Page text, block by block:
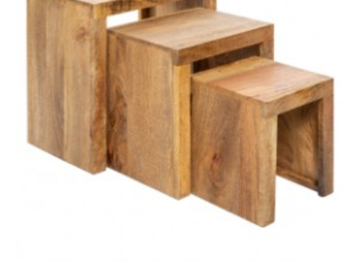
SZAFKA RTV ANGUS
180X40 CM CZARNA
907,67 zł